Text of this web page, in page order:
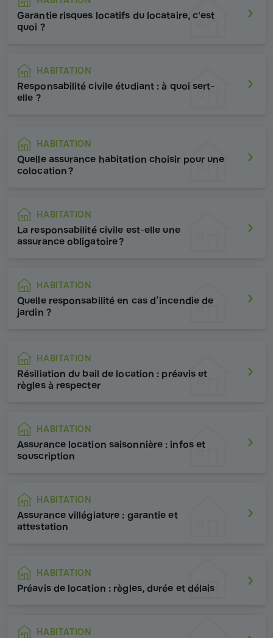
Garantie risques locatifs du locataire, c'est
quoi ?
HABITATION
Responsabilité civile étudiant : à quoi sert-
elle ?
HABITATION
Quelle assurance habitation choisir pour une
colocation ?
HABITATION
La responsabilité civile est-elle une
assurance obligatoire ?
HABITATION
Quelle responsabilité en cas d’incendie de
jardin ?
HABITATION
Résiliation du bail de location : préavis et
règles à respecter
HABITATION
Assurance location saisonnière : infos et
souscription
HABITATION
Assurance villégiature : garantie et
attestation
HABITATION
Préavis de location : règles, durée et délais
HABITATION